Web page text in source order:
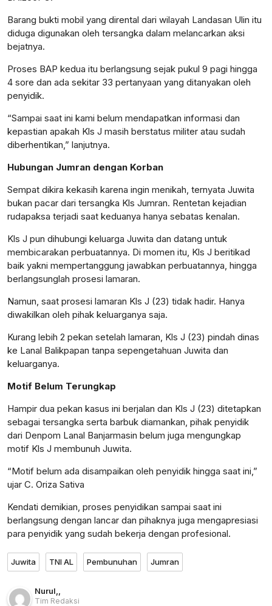
Barang bukti mobil yang dirental dari wilayah Landasan Ulin itu
diduga digunakan oleh tersangka dalam melancarkan aksi
bejatnya.
Proses BAP kedua itu berlangsung sejak pukul 9 pagi hingga
4 sore dan ada sekitar 33 pertanyaan yang ditanyakan oleh
penyidik.
“Sampai saat ini kami belum mendapatkan informasi dan
kepastian apakah Kls J masih berstatus militer atau sudah
diberhentikan,” lanjutnya.
Hubungan Jumran dengan Korban
Sempat dikira kekasih karena ingin menikah, ternyata Juwita
bukan pacar dari tersangka Kls Jumran. Rentetan kejadian
rudapaksa terjadi saat keduanya hanya sebatas kenalan.
Kls J pun dihubungi keluarga Juwita dan datang untuk
membicarakan perbuatannya. Di momen itu, Kls J beritikad
baik yakni mempertanggung jawabkan perbuatannya, hingga
berlangsunglah prosesi lamaran.
Namun, saat prosesi lamaran Kls J (23) tidak hadir. Hanya
diwakilkan oleh pihak keluarganya saja.
Kurang lebih 2 pekan setelah lamaran, Kls J (23) pindah dinas
ke Lanal Balikpapan tanpa sepengetahuan Juwita dan
keluarganya.
Motif Belum Terungkap
Hampir dua pekan kasus ini berjalan dan Kls J (23) ditetapkan
sebagai tersangka serta barbuk diamankan, pihak penyidik
dari Denpom Lanal Banjarmasin belum juga mengungkap
motif Kls J membunuh Juwita.
“Motif belum ada disampaikan oleh penyidik hingga saat ini,”
ujar C. Oriza Sativa
Kendati demikian, proses penyidikan sampai saat ini
berlangsung dengan lancar dan pihaknya juga mengapresiasi
para penyidik yang sudah bekerja dengan profesional.
Juwita TNI AL Pembunuhan Jumran
Nurul
Tim Redaksi